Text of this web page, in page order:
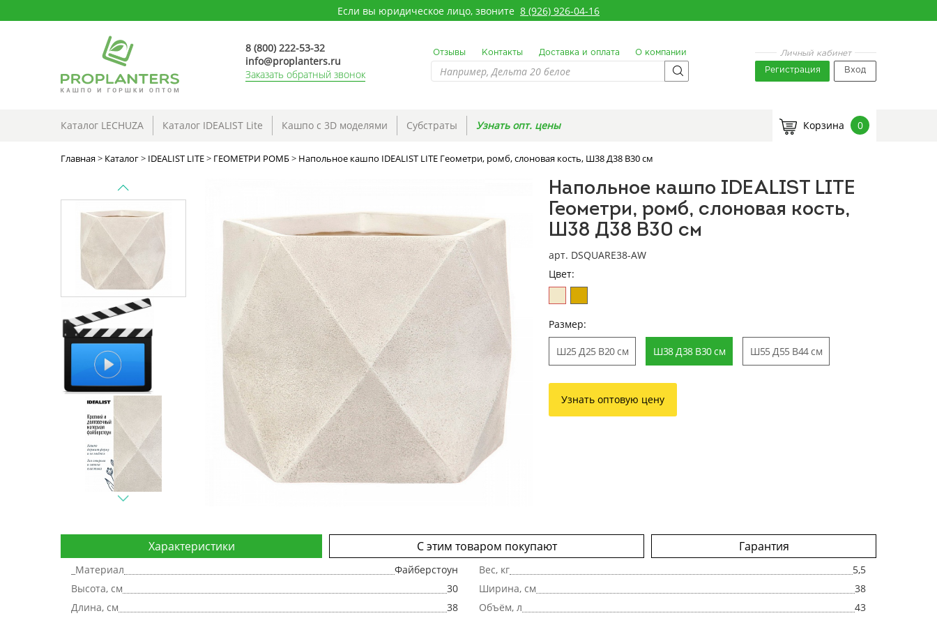
Если вы юридическое лицо, звоните 8 (926) 926-04-16
8 (800) 222-53-32
info@proplanters.ru
Заказать обратный звонок
Отзывы Контакты Доставка и оплата О компании Личный кабинет
Регистрация Вход
Каталог LECHUZA Каталог IDEALIST Lite Кашпо с 3D моделями Субстраты Узнать опт. цены Корзина 0
Главная> Каталог> IDEALIST LITE> ГЕОМЕТРИ РОМБ> Напольное кашпо IDEALIST LITE Геометри, ромб, слоновая кость, Ш38 Д38 В30 см
Напольное кашпо IDEALIST LITE
Геометри, ромб, слоновая кость,
Ш38 Д38 В30 см
арт. DSQUARE38-AW
Цвет:
Размер:
Ш25 Д25 В20 см Ш38 Д38 В30 см Ш55 Д55 В44 см
Узнать оптовую цену
Характеристики С этим товаром покупают Гарантия
_Материал Файберстоун Вес, кг
5,5
Высота, см
30 Ширина, см
38
Длина, см
38 Объём, л 43